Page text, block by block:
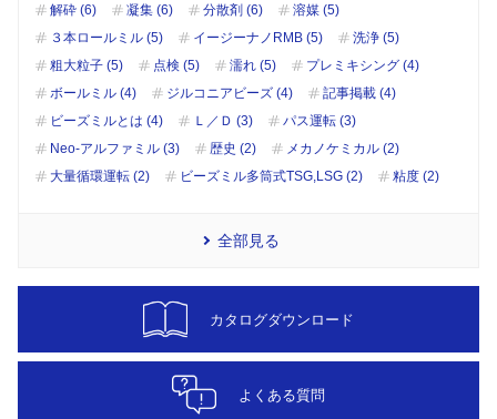
解砕 (6)
凝集 (6) 分散剤 (6)
溶媒 (5)
３本ロールミル (5)
イージーナノRMB (5)
洗浄 (5)
粗大粒子 (5)
点検 (5) 濡れ (5)
プレミキシング (4)
ボールミル (4)
ジルコニアビーズ (4)
記事掲載 (4)
ビーズミルとは (4)
Ｌ／Ｄ (3)
パス運転 (3)
Neo-アルファミル (3)
歴史 (2)
メカノケミカル (2)
大量循環運転 (2)
ビーズミル多筒式TSG,LSG (2) 粘度 (2)
全部見る
カタログダウンロード
よくある質問